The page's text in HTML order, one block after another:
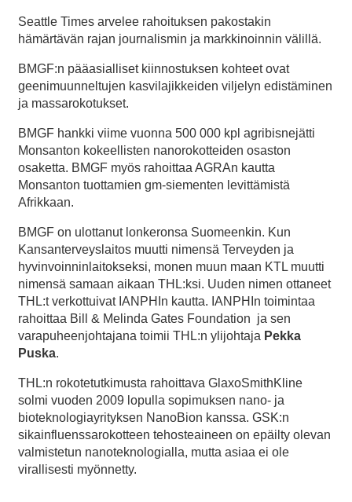
Seattle Times arvelee rahoituksen pakostakin
hämärtävän rajan journalismin ja markkinoinnin välillä.
BMGF:n pääasialliset kiinnostuksen kohteet ovat
geenimuunneltujen kasvilajikkeiden viljelyn edistäminen
ja massarokotukset.
BMGF hankki viime vuonna 500 000 kpl agribisnejätti
Monsanton kokeellisten nanorokotteiden osaston
osaketta. BMGF myös rahoittaa AGRAn kautta
Monsanton tuottamien gm-siementen levittämistä
Afrikkaan.
BMGF on ulottanut lonkeronsa Suomeenkin. Kun
Kansanterveyslaitos muutti nimensä Terveyden ja
hyvinvoinninlaitokseksi, monen muun maan KTL muutti
nimensä samaan aikaan THL:ksi. Uuden nimen ottaneet
THL:t verkottuivat IANPHIn kautta. IANPHIn toimintaa
rahoittaa Bill & Melinda Gates Foundation ja sen
varapuheenjohtajana toimii THL:n ylijohtaja Pekka
Puska.
THL:n rokotetutkimusta rahoittava GlaxoSmithKline
solmi vuoden 2009 lopulla sopimuksen nano- ja
bioteknologiayrityksen NanoBion kanssa. GSK:n
sikainfluenssarokotteen tehosteaineen on epäilty olevan
valmistetun nanoteknologialla, mutta asiaa ei ole
virallisesti myönnetty.